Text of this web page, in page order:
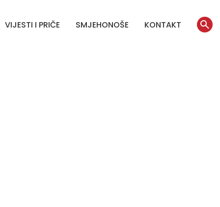
VIJESTI I PRIČE SMJEHONOŠE KONTAKT